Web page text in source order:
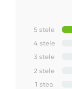
5 stele
4 stele
3 stele
2 stele
1 stea